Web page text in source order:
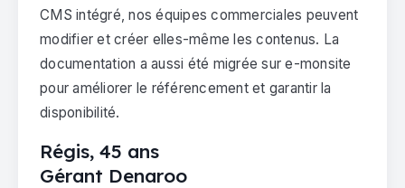
CMS intégré, nos équipes commerciales peuvent
modifier et créer elles-même les contenus. La
documentation a aussi été migrée sur e-monsite
pour améliorer le référencement et garantir la
disponibilité.
Régis, 45 ans
Gérant Denaroo